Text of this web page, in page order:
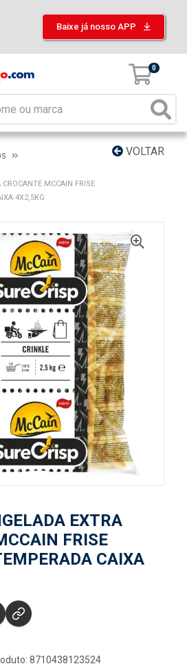
Baixe já nosso APP
0
VOLTAR
MCCAIN FRISE
4X2,5KG
EXTRA
FRISE
CAIXA
8710438123524